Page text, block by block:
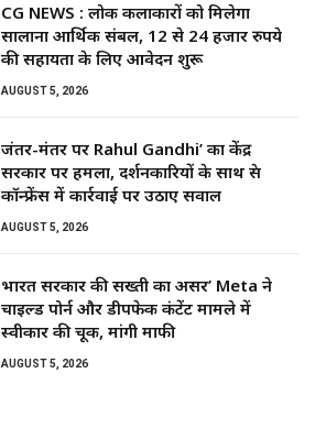
CG NEWS : लोक कलाकारों को मिलेगा
सालाना आर्थिक संबल, 12 से 24 हजार रुपये
की सहायता के लिए आवेदन शुरू
AUGUST 5, 2026
जंतर-मंतर पर Rahul Gandhi’ का केंद्र
सरकार पर हमला, प्रदर्शनकारियों के साथ प्रेस
कॉन्फ्रेंस में कार्रवाई पर उठाए सवाल
AUGUST 5, 2026
भारत सरकार की सख्ती का असर’ Meta ने
चाइल्ड पोर्न और डीपफेक कंटेंट मामले में
स्वीकार की चूक, मांगी माफी
AUGUST 5, 2026